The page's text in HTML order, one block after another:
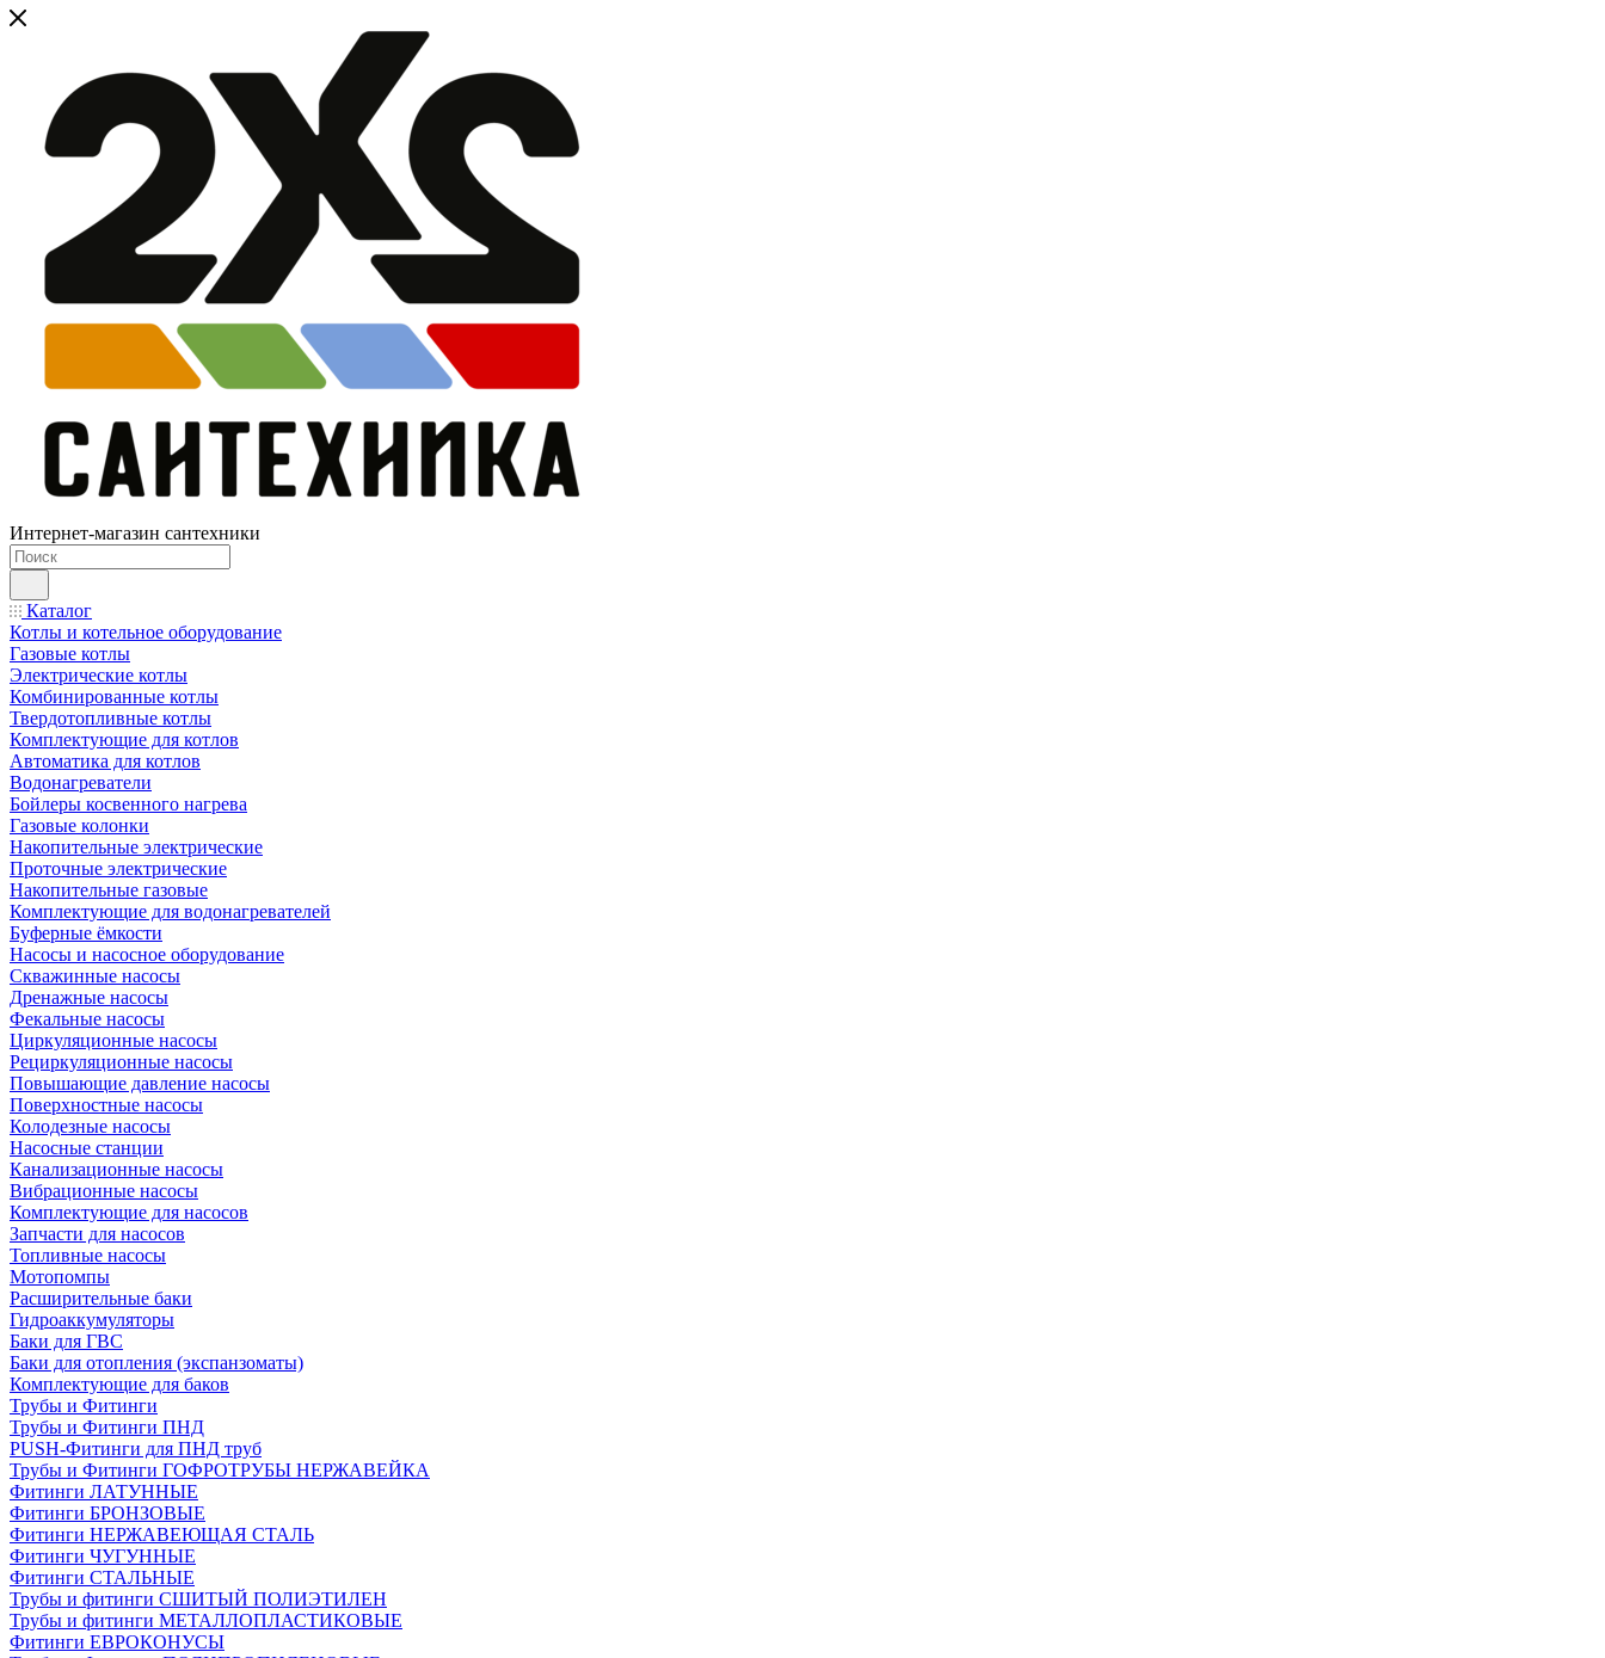
Интернет-магазин сантехники
Каталог
Котлы и котельное оборудование
Газовые котлы
Электрические котлы
Комбинированные котлы
Твердотопливные котлы
Комплектующие для котлов
Автоматика для котлов
Водонагреватели
Бойлеры косвенного нагрева
Газовые колонки
Накопительные электрические
Проточные электрические
Накопительные газовые
Комплектующие для водонагревателей
Буферные ёмкости
Насосы и насосное оборудование
Скважинные насосы
Дренажные насосы
Фекальные насосы
Циркуляционные насосы
Рециркуляционные насосы
Повышающие давление насосы
Поверхностные насосы
Колодезные насосы
Насосные станции
Канализационные насосы
Вибрационные насосы
Комплектующие для насосов
Запчасти для насосов
Топливные насосы
Мотопомпы
Расширительные баки
Гидроаккумуляторы
Баки для ГВС
Баки для отопления (экспанзоматы)
Комплектующие для баков
Трубы и Фитинги
Трубы и Фитинги ПНД
PUSH-Фитинги для ПНД труб
Трубы и Фитинги ГОФРОТРУБЫ НЕРЖАВЕЙКА
Фитинги ЛАТУННЫЕ
Фитинги БРОНЗОВЫЕ
Фитинги НЕРЖАВЕЮЩАЯ СТАЛЬ
Фитинги ЧУГУННЫЕ
Фитинги СТАЛЬНЫЕ
Трубы и фитинги СШИТЫЙ ПОЛИЭТИЛЕН
Трубы и фитинги МЕТАЛЛОПЛАСТИКОВЫЕ
Фитинги ЕВРОКОНУСЫ